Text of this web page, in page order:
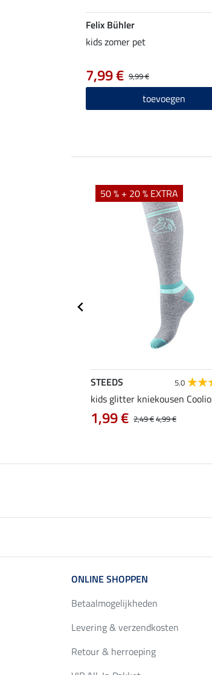
Felix Bühler
kids zomer pet
9,99 €
7,99 €
toevoegen
50 % + 20 % EXTRA
STEEDS 5.0
kids glitter kniekousen Coolio
2,49 €4,99 €
1,99 €
ONLINE SHOPPEN
Betaalmogelijkheden
Levering & verzendkosten
Retour & herroeping